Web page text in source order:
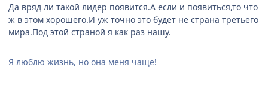
Да вряд ли такой лидер появится.А если и появиться,то что
ж в этом хорошего.И уж точно это будет не страна третьего
мира.Под этой страной я как раз нашу.
Я люблю жизнь, но она меня чаще!